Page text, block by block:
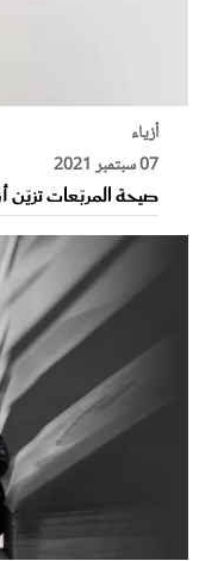
أزياء
07 سبتمبر 2021
صيحة المربّعات